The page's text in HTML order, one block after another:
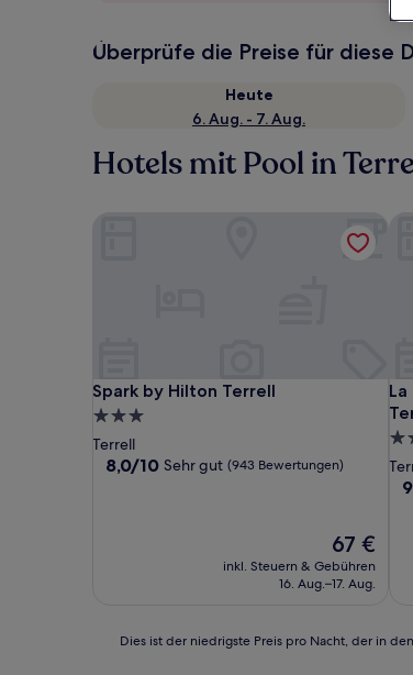
Überprüfe die Preise für diese
Heute
6. Aug. - 7. Aug.
Hotels mit Pool in
Spark by Hilton Terrell
Spark by Hilton Terrell
3.0-
Sterne-
Unterkunft
Terrell
8.0
8,0/10 Sehr gut (943 Bewertungen)
Der
Preis
beträgt
67 €
inkl. Steuern & Gebühren
16. Aug.–17. Aug.
Dies ist der niedrigste Preis pro Nacht, der in